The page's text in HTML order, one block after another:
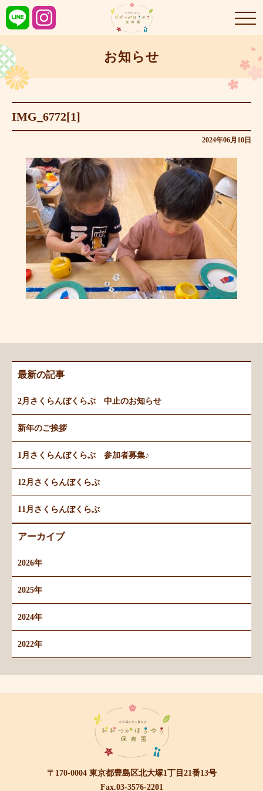
お知らせ
IMG_6772[1]
2024年06月10日
最新の記事
2月さくらんぼくらぶ 中止のお知らせ
新年のご挨拶
1月さくらんぼくらぶ 参加者募集♪
12月さくらんぼくらぶ
11月さくらんぼくらぶ
アーカイブ
2026年
2025年
2024年
2022年
〒170-0004 東京都豊島区北大塚1丁目21番13号
Fax.03-3576-2201